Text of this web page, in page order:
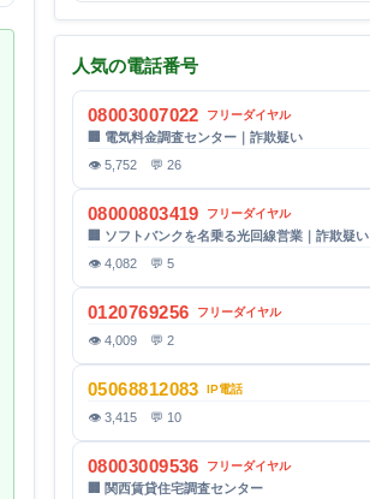
人気の電話番号
08003007022 フリーダイヤル
🏢 電気料金調査センター｜詐欺疑い
👁 5,752 💬 26
08000803419 フリーダイヤル
🏢 ソフトバンクを名乗る光回線営業｜詐欺疑い
👁 4,082 💬 5
0120769256 フリーダイヤル
👁 4,009 💬 2
05068812083 IP電話
👁 3,415 💬 10
08003009536 フリーダイヤル
🏢 関西賃貸住宅調査センター